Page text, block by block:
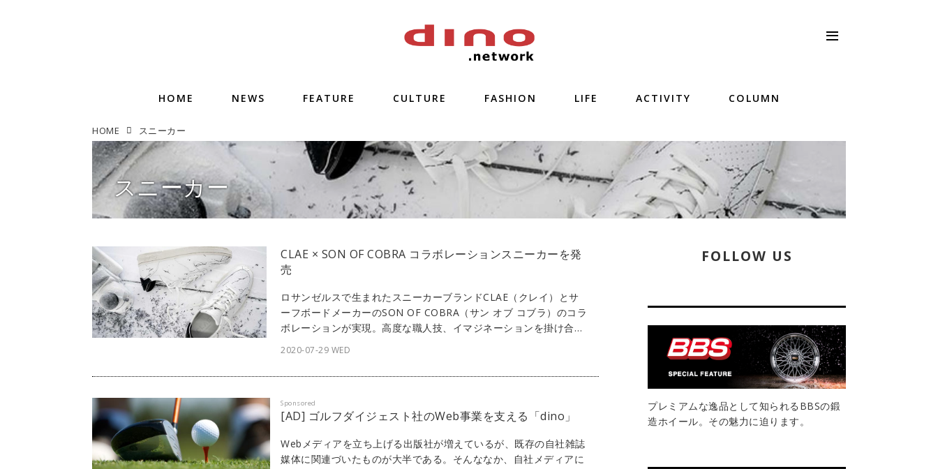
HOME NEWS FEATURE CULTURE FASHION LIFE ACTIVITY COLUMN
HOME スニーカー
スニーカー
CLAE × SON OF COBRA コラボレーションスニーカーを発
売
ロサンゼルスで生まれたスニーカーブランドCLAE（クレイ）とサ
ーフボードメーカーのSON OF COBRA（サン オブ コブラ）のコラ
ボレーションが実現。高度な職人技、イマジネーションを掛け合わ
2020-07-29 WED
[AD] ゴルフダイジェスト社のWeb事業を支える「dino」
Webメディアを立ち上げる出版社が増えているが、既存の自社雑誌
媒体に関連づいたものが大半である。そんななか、自社メディアに
Sponsored
FOLLOW US
プレミアムな逸品として知られるBBSの鍛
造ホイール。その魅力に迫ります。